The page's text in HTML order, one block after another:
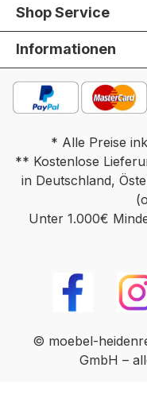
Shop Service
Informationen
* Alle Preise
** Kostenlose
in Deutschland,
Unter 1.000€
© moebel-
GmbH –